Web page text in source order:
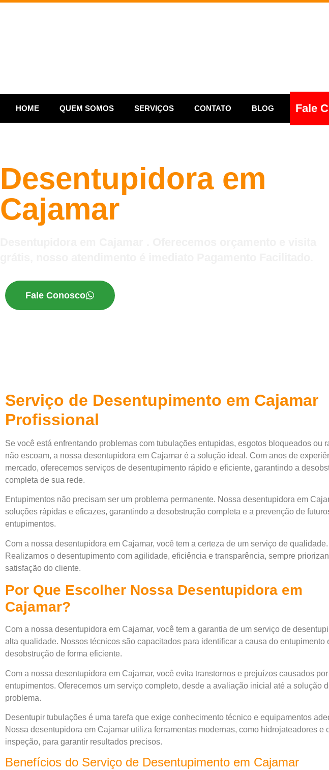
HOME QUEM SOMOS SERVIÇOS CONTATO BLOG Fale
Desentupidora em
Cajamar
Fale Conosco
Serviço de Desentupimento em Cajamar
Profissional
Se você está enfrentando problemas com tubulações entupidas, esgotos bloqueados ou
não escoam, a nossa desentupidora em Cajamar é a solução ideal. Com anos de
mercado, oferecemos serviços de desentupimento rápido e eficiente, garantindo a
completa de sua rede.
Entupimentos não precisam ser um problema permanente. Nossa desentupidora em
soluções rápidas e eficazes, garantindo a desobstrução completa e a prevenção de
entupimentos.
Com a nossa desentupidora em Cajamar, você tem a certeza de um serviço de qualidade.
Realizamos o desentupimento com agilidade, eficiência e transparência, sempre
satisfação do cliente.
Por Que Escolher Nossa Desentupidora em
Cajamar?
Com a nossa desentupidora em Cajamar, você tem a garantia de um serviço de
alta qualidade. Nossos técnicos são capacitados para identificar a causa do entupimento
desobstrução de forma eficiente.
Com a nossa desentupidora em Cajamar, você evita transtornos e prejuízos causados por
entupimentos. Oferecemos um serviço completo, desde a avaliação inicial até a solução
problema.
Desentupir tubulações é uma tarefa que exige conhecimento técnico e equipamentos
Nossa desentupidora em Cajamar utiliza ferramentas modernas, como hidrojateadores e
inspeção, para garantir resultados precisos.
Benefícios do Serviço de Desentupimento em Cajamar